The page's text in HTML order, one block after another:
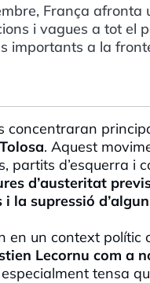
França
i vagues a tot el
importants a la
concentraran
. Aquest
partits d’esquerra i
d’austeritat
la supressió
en un context polític
Lecornu com a
tensa